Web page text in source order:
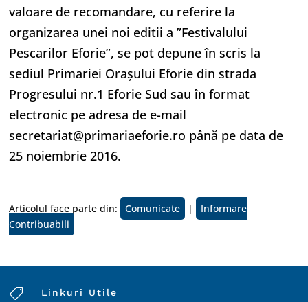
valoare de recomandare, cu referire la
organizarea unei noi editii a ”Festivalului
Pescarilor Eforie”, se pot depune în scris la
sediul Primariei Orașului Eforie din strada
Progresului nr.1 Eforie Sud sau în format
electronic pe adresa de e-mail
secretariat@primariaeforie.ro până pe data de
25 noiembrie 2016.
Articolul face parte din: Comunicate |
Informare
Contribuabili

Linkuri Utile